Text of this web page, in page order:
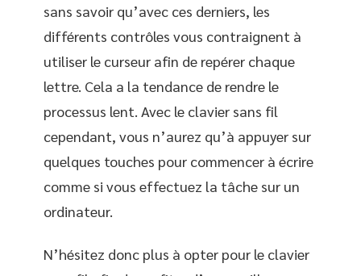
sans savoir qu’avec ces derniers, les
différents contrôles vous contraignent à
utiliser le curseur afin de repérer chaque
lettre. Cela a la tendance de rendre le
processus lent. Avec le clavier sans fil
cependant, vous n’aurez qu’à appuyer sur
quelques touches pour commencer à écrire
comme si vous effectuez la tâche sur un
ordinateur.
N’hésitez donc plus à opter pour le clavier